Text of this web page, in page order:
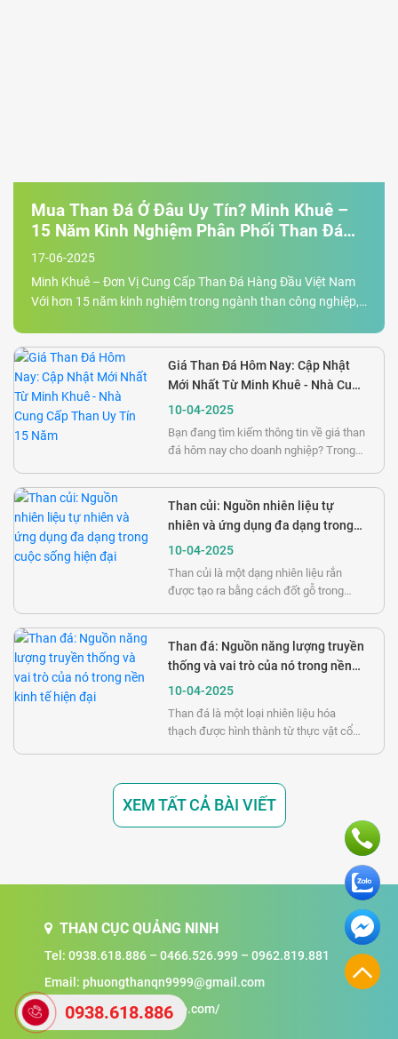
0938.618.886
Mua Than Đá Ở Đâu Uy Tín? Minh Khuê –
15 Năm Kinh Nghiệm Phân Phối Than Đá
Toàn Quốc
17-06-2025
Minh Khuê – Đơn Vị Cung Cấp Than Đá Hàng Đầu Việt Nam
Với hơn 15 năm kinh nghiệm trong ngành than công nghiệp,
chuyên cung cấp đa dạng các loại than như than đá, than
cục, than cám, than bùn, than tổ ong, xỉ than cho hàng trăm
nhà máy, lò hơi công nghiệp và cơ sở sản xuất xi măng lớn
Giá Than Đá Hôm Nay: Cập Nhật
Mới Nhất Từ Minh Khuê - Nhà Cung
Cấp Than Uy Tín 15 Năm
10-04-2025
Bạn đang tìm kiếm thông tin về giá than
đá hôm nay cho doanh nghiệp? Trong
không ngừng, việc nắm bắt được giá
than đá chính xác và tìm nhà cung cấp
uy tín là yếu tố then chốt giúp doanh
này cung cấp thông tin mới nhất về giá
than đá và giải pháp cung ứng chất
lượng từ Minh Khuê - đối tác tin cậy với
Than củi: Nguồn nhiên liệu tự
nhiên và ứng dụng đa dạng trong
cuộc sống hiện đại
10-04-2025
Than củi là một dạng nhiên liệu rắn
được tạo ra bằng cách đốt gỗ trong
được gọi là nhiệt phân, loại bỏ hầu hết
độ ẩm và các chất bay hơi từ gỗ, để lại
chủ yếu là carbon. Kết quả là một loại
và nhiệt lượng lớn.
Than đá: Nguồn năng lượng truyền
thống và vai trò của nó trong nền
kinh tế hiện đại
10-04-2025
Than đá là một loại nhiên liệu hóa
thạch được hình thành từ thực vật cổ
được gọi là "than hóa", biến đổi vật chất
hữu cơ thành than với các mức độ
carbon khác nhau. Loài người đã khai
thác than đá từ thời cổ đại, nhưng việc
sử dụng than đá trở nên phổ biến trong
XEM TẤT CẢ BÀI VIẾT
THAN CỤC QUẢNG NINH
Tel: 0938.618.886 – 0466.526.999 – 0962.819.881
Email: phuongthanqn9999@gmail.com
Website: http://thandotlo.com/